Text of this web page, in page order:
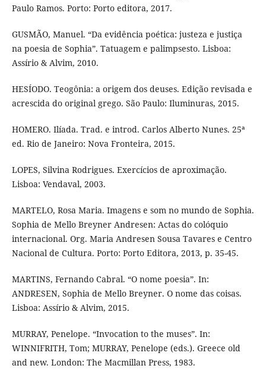
Paulo Ramos. Porto: Porto editora, 2017.
GUSMÃO, Manuel. “Da evidência poética: justeza e justiça
na poesia de Sophia”. Tatuagem e palimpsesto. Lisboa:
Assírio & Alvim, 2010.
HESÍODO. Teogônia: a origem dos deuses. Edição revisada e
acrescida do original grego. São Paulo: Iluminuras, 2015.
HOMERO. Ilíada. Trad. e introd. Carlos Alberto Nunes. 25ª
ed. Rio de Janeiro: Nova Fronteira, 2015.
LOPES, Silvina Rodrigues. Exercícios de aproximação.
Lisboa: Vendaval, 2003.
MARTELO, Rosa Maria. Imagens e som no mundo de Sophia.
Sophia de Mello Breyner Andresen: Actas do colóquio
internacional. Org. Maria Andresen Sousa Tavares e Centro
Nacional de Cultura. Porto: Porto Editora, 2013, p. 35-45.
MARTINS, Fernando Cabral. “O nome poesia”. In:
ANDRESEN, Sophia de Mello Breyner. O nome das coisas.
Lisboa: Assírio & Alvim, 2015.
MURRAY, Penelope. “Invocation to the muses”. In:
WINNIFRITH, Tom; MURRAY, Penelope (eds.). Greece old
and new. London: The Macmillan Press, 1983.